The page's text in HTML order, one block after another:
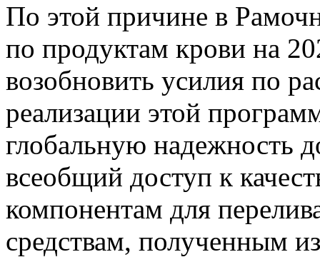
По этой причине в
по продуктам крови на
возобновить усилия по
реализации этой
глобальную надежность
всеобщий доступ к
компонентам для
средствам, полученным